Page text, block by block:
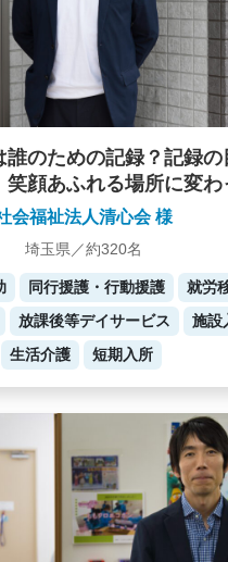
誰のための記録？記録
笑顔あふれる場所に変わ
会福祉法人清心会 様
埼玉県／約320名
同行援護・行動援護
就労
放課後等デイサービス
施設
生活介護
短期入所